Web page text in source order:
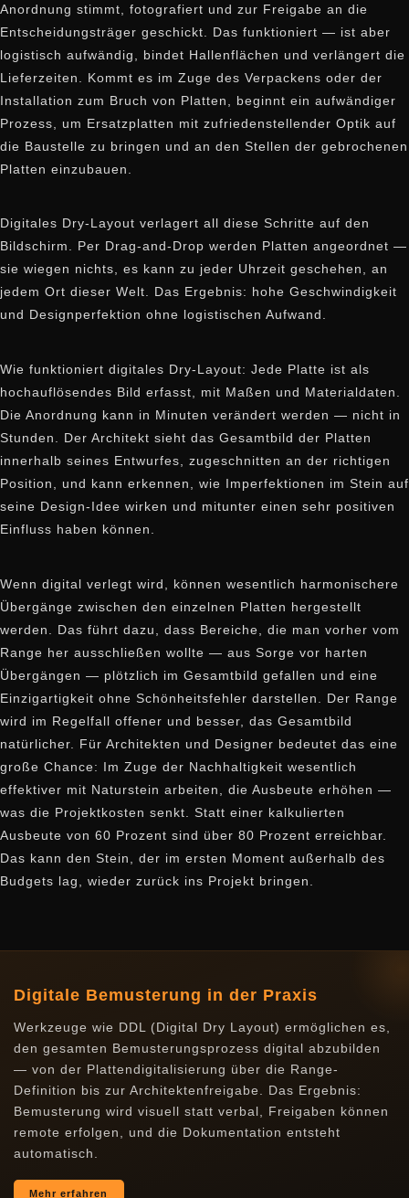
Anordnung stimmt, fotografiert und zur Freigabe an die
Entscheidungsträger geschickt. Das funktioniert — ist aber
logistisch aufwändig, bindet Hallenflächen und verlängert die
Lieferzeiten. Kommt es im Zuge des Verpackens oder der
Installation zum Bruch von Platten, beginnt ein aufwändiger
Prozess, um Ersatzplatten mit zufriedenstellender Optik auf
die Baustelle zu bringen und an den Stellen der gebrochenen
Platten einzubauen.
Digitales Dry-Layout verlagert all diese Schritte auf den
Bildschirm. Per Drag-and-Drop werden Platten angeordnet —
sie wiegen nichts, es kann zu jeder Uhrzeit geschehen, an
jedem Ort dieser Welt. Das Ergebnis: hohe Geschwindigkeit
und Designperfektion ohne logistischen Aufwand.
Wie funktioniert digitales Dry-Layout: Jede Platte ist als
hochauflösendes Bild erfasst, mit Maßen und Materialdaten.
Die Anordnung kann in Minuten verändert werden — nicht in
Stunden. Der Architekt sieht das Gesamtbild der Platten
innerhalb seines Entwurfes, zugeschnitten an der richtigen
Position, und kann erkennen, wie Imperfektionen im Stein auf
seine Design-Idee wirken und mitunter einen sehr positiven
Einfluss haben können.
Wenn digital verlegt wird, können wesentlich harmonischere
Übergänge zwischen den einzelnen Platten hergestellt
werden. Das führt dazu, dass Bereiche, die man vorher vom
Range her ausschließen wollte — aus Sorge vor harten
Übergängen — plötzlich im Gesamtbild gefallen und eine
Einzigartigkeit ohne Schönheitsfehler darstellen. Der Range
wird im Regelfall offener und besser, das Gesamtbild
natürlicher. Für Architekten und Designer bedeutet das eine
große Chance: Im Zuge der Nachhaltigkeit wesentlich
effektiver mit Naturstein arbeiten, die Ausbeute erhöhen —
was die Projektkosten senkt. Statt einer kalkulierten
Ausbeute von 60 Prozent sind über 80 Prozent erreichbar.
Das kann den Stein, der im ersten Moment außerhalb des
Budgets lag, wieder zurück ins Projekt bringen.
Digitale Bemusterung in der Praxis
Werkzeuge wie DDL (Digital Dry Layout) ermöglichen es,
den gesamten Bemusterungsprozess digital abzubilden
— von der Plattendigitalisierung über die Range-
Definition bis zur Architektenfreigabe. Das Ergebnis:
Bemusterung wird visuell statt verbal, Freigaben können
remote erfolgen, und die Dokumentation entsteht
automatisch.
Mehr erfahren